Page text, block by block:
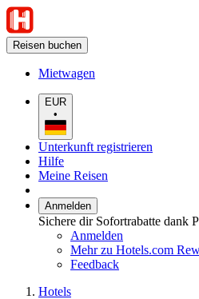
Reisen buchen
Mietwagen
EUR
•
Unterkunft registrieren
Hilfe
Meine Reisen
Anmelden
Sichere dir Sofortrabatte dank
Anmelden
Mehr zu Hotels.com
Feedback
Hotels